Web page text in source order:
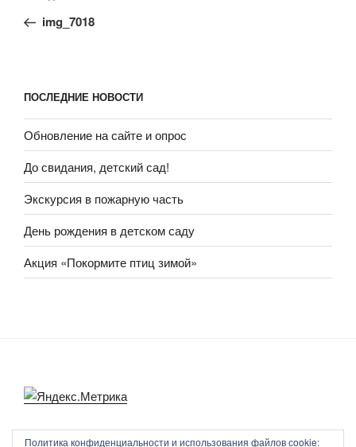
по
записям
запись:img_7018
ПОСЛЕДНИЕ НОВОСТИ
Обновление на сайте и опрос
До свидания, детский сад!
Экскурсия в пожарную часть
День рождения в детском саду
Акция «Покормите птиц зимой»
Политика конфиденциальности и использования файлов сookie: